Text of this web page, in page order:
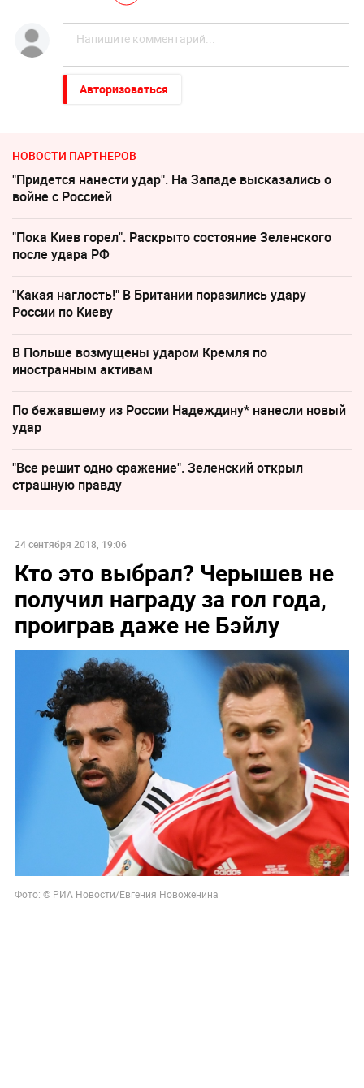
Авторизоваться
НОВОСТИ ПАРТНЕРОВ
"Придется нанести удар". На Западе высказались о
войне с Россией
"Пока Киев горел". Раскрыто состояние Зеленского
после удара РФ
"Какая наглость!" В Британии поразились удару
России по Киеву
В Польше возмущены ударом Кремля по
иностранным активам
По бежавшему из России Надеждину* нанесли новый
удар
"Все решит одно сражение". Зеленский открыл
страшную правду
24 сентября 2018, 19:06
Кто это выбрал? Черышев не
получил награду за гол года,
проиграв даже не Бэйлу
Фото: © РИА Новости/Евгения Новоженина